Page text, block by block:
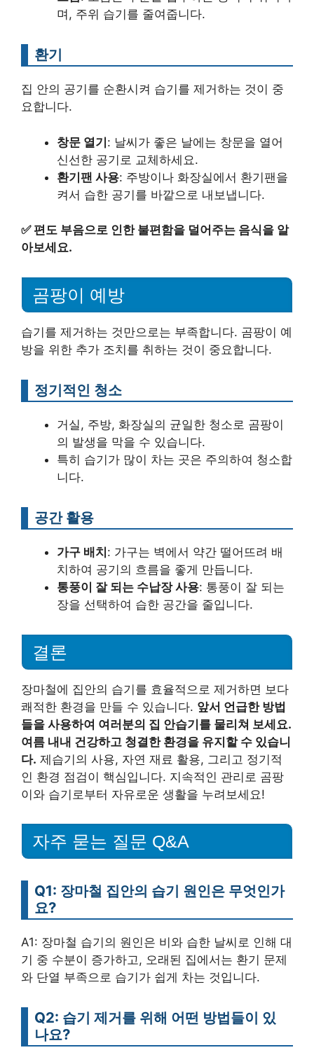
며, 주위 습기를 줄여줍니다.
환기
집 안의 공기를 순환시켜 습기를 제거하는 것이 중
요합니다.
창문 열기: 날씨가 좋은 날에는 창문을 열어
신선한 공기로 교체하세요.
환기팬 사용: 주방이나 화장실에서 환기팬을
켜서 습한 공기를 바깥으로 내보냅니다.
✅ 편도 부음으로 인한 불편함을 덜어주는 음식을 알
아보세요.
곰팡이 예방
습기를 제거하는 것만으로는 부족합니다. 곰팡이 예
방을 위한 추가 조치를 취하는 것이 중요합니다.
정기적인 청소
거실, 주방, 화장실의 균일한 청소로 곰팡이
의 발생을 막을 수 있습니다.
특히 습기가 많이 차는 곳은 주의하여 청소합
니다.
공간 활용
가구 배치: 가구는 벽에서 약간 떨어뜨려 배
치하여 공기의 흐름을 좋게 만듭니다.
통풍이 잘 되는 수납장 사용: 통풍이 잘 되는
장을 선택하여 습한 공간을 줄입니다.
결론
장마철에 집안의 습기를 효율적으로 제거하면 보다
쾌적한 환경을 만들 수 있습니다. 앞서 언급한 방법
들을 사용하여 여러분의 집 안습기를 물리쳐 보세요.
여름 내내 건강하고 청결한 환경을 유지할 수 있습니
다. 제습기의 사용, 자연 재료 활용, 그리고 정기적
인 환경 점검이 핵심입니다. 지속적인 관리로 곰팡
이와 습기로부터 자유로운 생활을 누려보세요!
자주 묻는 질문 Q&A
Q1: 장마철 집안의 습기 원인은 무엇인가
요?
A1: 장마철 습기의 원인은 비와 습한 날씨로 인해 대
기 중 수분이 증가하고, 오래된 집에서는 환기 문제
와 단열 부족으로 습기가 쉽게 차는 것입니다.
Q2: 습기 제거를 위해 어떤 방법들이 있
나요?